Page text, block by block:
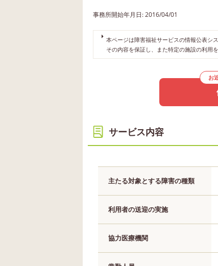
事務所開始年月日: 2016/04/01
本ページは障害福祉サービスの情報公表シ
その内容を保証し、また特定の施設の利用
お
サービス内容
主たる対象とする障害の種類
利用者の送迎の実施
協力医療機関